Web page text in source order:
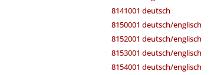
8141001 deutsch
8150001 deutsch/englisch
8152001 deutsch/englisch
8153001 deutsch/englisch
8154001 deutsch/englisch